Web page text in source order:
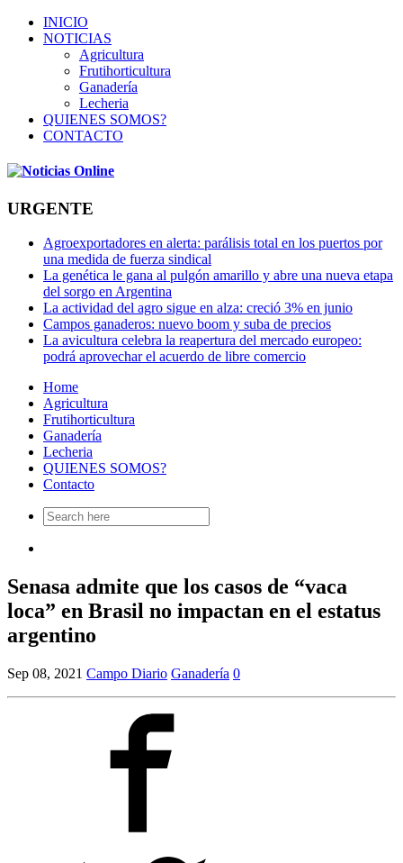
INICIO
NOTICIAS
Agricultura
Frutihorticultura
Ganadería
Lecheria
QUIENES SOMOS?
CONTACTO
URGENTE
Agroexportadores en alerta: parálisis total en los puertos por
una medida de fuerza sindical
La genética le gana al pulgón amarillo y abre una nueva etapa
del sorgo en Argentina
La actividad del agro sigue en alza: creció 3% en junio
Campos ganaderos: nuevo boom y suba de precios
La avicultura celebra la reapertura del mercado europeo:
podrá aprovechar el acuerdo de libre comercio
Home
Agricultura
Frutihorticultura
Ganadería
Lecheria
QUIENES SOMOS?
Contacto
Search
for:
Senasa admite que los casos de “vaca
loca” en Brasil no impactan en el estatus
argentino
Sep 08, 2021 Campo Diario Ganadería 0